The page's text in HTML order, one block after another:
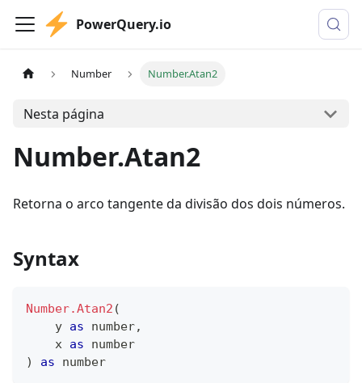
PowerQuery.io
Number Number.Atan2
Nesta página
Number.Atan2
Retorna o arco tangente da divisão dos dois números.
Syntax
Number.Atan2 (
    y
as number,
    x
as
number
)
as number